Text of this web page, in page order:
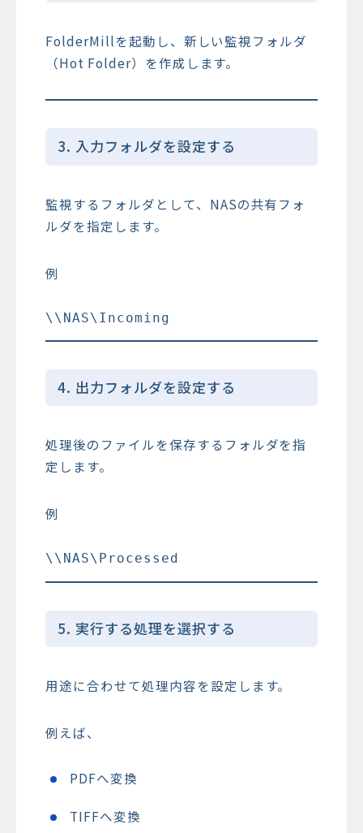
FolderMillを起動し、新しい監視フォルダ
（Hot Folder）を作成します。
3. 入力フォルダを設定する
監視するフォルダとして、NASの共有フォ
ルダを指定します。
例
4. 出力フォルダを設定する
処理後のファイルを保存するフォルダを指
定します。
例
5. 実行する処理を選択する
用途に合わせて処理内容を設定します。
例えば、
PDFへ変換
TIFFへ変換